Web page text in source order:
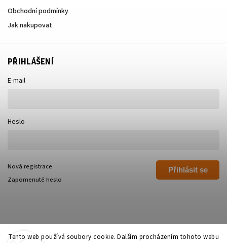
Tento web používá soubory cookie. Dalším procházením tohoto webu
Obchodní podmínky
Jak nakupovat
PŘIHLÁŠENÍ
E-mail
Heslo
Přihlásit se
Nová registrace
Zapomenuté heslo